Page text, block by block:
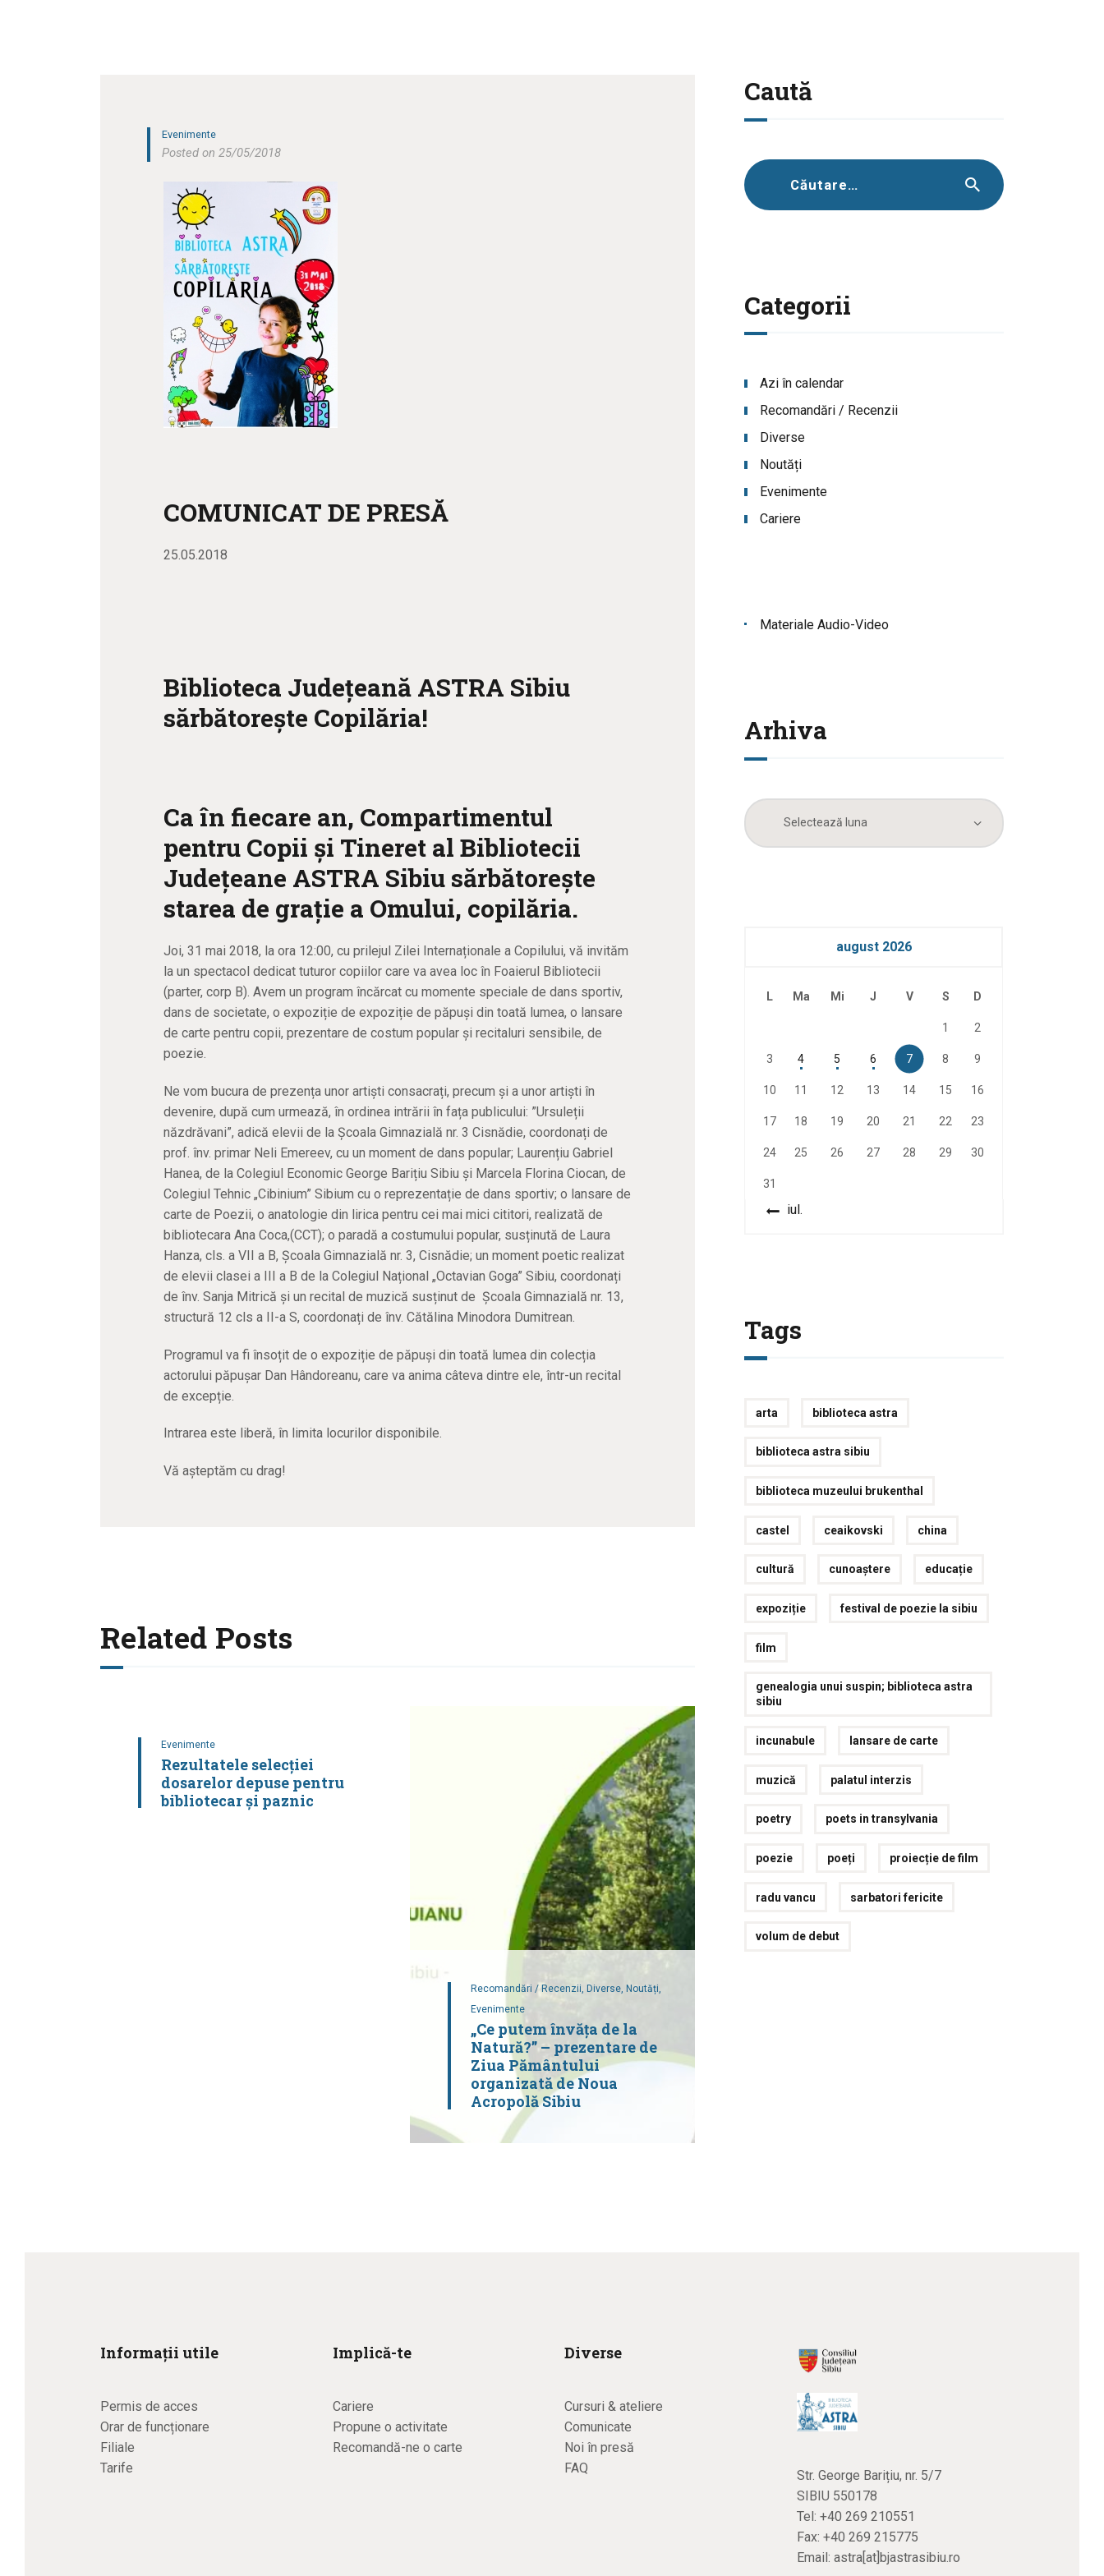
Evenimente
Posted on 25/05/2018
COMUNICAT DE PRESĂ
25.05.2018
Biblioteca Județeană ASTRA Sibiu
sărbătorește Copilăria!
Ca în fiecare an, Compartimentul
pentru Copii și Tineret al Bibliotecii
Județeane ASTRA Sibiu sărbătorește
starea de grație a Omului, copilăria.
Joi, 31 mai 2018, la ora 12:00, cu prilejul Zilei Internaționale a Copilului, vă invităm
la un spectacol dedicat tuturor copiilor care va avea loc în Foaierul Bibliotecii
(parter, corp B). Avem un program încărcat cu momente speciale de dans sportiv,
dans de societate, o expoziție de expoziție de păpuși din toată lumea, o lansare
de carte pentru copii, prezentare de costum popular și recitaluri sensibile, de
poezie.
Ne vom bucura de prezența unor artiști consacrați, precum și a unor artiști în
devenire, după cum urmează, în ordinea intrării în fața publicului: ”Ursuleții
năzdrăvani”, adică elevii de la Școala Gimnazială nr. 3 Cisnădie, coordonați de
prof. înv. primar Neli Emereev, cu un moment de dans popular; Laurențiu Gabriel
Hanea, de la Colegiul Economic George Barițiu Sibiu și Marcela Florina Ciocan, de
Colegiul Tehnic „Cibinium” Sibium cu o reprezentație de dans sportiv; o lansare de
carte de Poezii, o anatologie din lirica pentru cei mai mici cititori, realizată de
bibliotecara Ana Coca,(CCT); o paradă a costumului popular, susținută de Laura
Hanza, cls. a VII a B, Școala Gimnazială nr. 3, Cisnădie; un moment poetic realizat
de elevii clasei a III a B de la Colegiul Național „Octavian Goga” Sibiu, coordonați
de înv. Sanja Mitrică și un recital de muzică susținut de Școala Gimnazială nr. 13,
structură 12 cls a II-a S, coordonați de înv. Cătălina Minodora Dumitrean.
Programul va fi însoțit de o expoziție de păpuși din toată lumea din colecția
actorului păpușar Dan Hândoreanu, care va anima câteva dintre ele, într-un recital
de excepție.
Intrarea este liberă, în limita locurilor disponibile.
Vă așteptăm cu drag!
Related Posts
Evenimente
Rezultatele selecţiei
dosarelor depuse pentru
bibliotecar și paznic
Recomandări / Recenzii, Diverse, Noutăți,
Evenimente
„Ce putem învăța de la
Natură?” – prezentare de
Ziua Pământului
organizată de Noua
Acropolă Sibiu
Caută
Caută
după:
Categorii
Azi în calendar
Recomandări / Recenzii
Diverse
Noutăți
Evenimente
Cariere
Materiale Audio-Video
Arhiva
Arhiva
august 2026
L Ma Mi J V S D
1 2
3 4 5 6 7 8 9
10 11 12 13 14 15 16
17 18 19 20 21 22 23
24 25 26 27 28 29 30
31
« iul.
Tags
arta biblioteca astra
biblioteca astra sibiu
biblioteca muzeului brukenthal
castel ceaikovski china
cultură cunoaștere educație
expoziție festival de poezie la sibiu
film
genealogia unui suspin; biblioteca astra
sibiu
incunabule lansare de carte
muzică palatul interzis
poetry poets in transylvania
poezie poeți proiecție de film
radu vancu sarbatori fericite
volum de debut
Informații utile
Permis de acces
Orar de funcționare
Filiale
Tarife
Implică-te
Cariere
Propune o activitate
Recomandă-ne o carte
Diverse
Cursuri & ateliere
Comunicate
Noi în presă
FAQ
Str. George Barițiu, nr. 5/7
SIBIU 550178
Tel: +40 269 210551
Fax: +40 269 215775
Email: astra[at]bjastrasibiu.ro